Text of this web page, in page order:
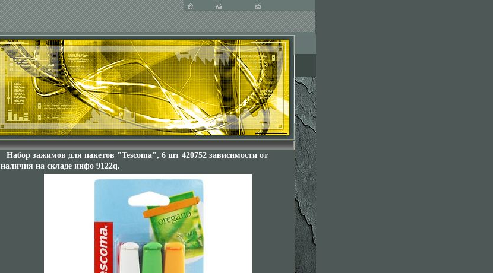
Набор зажимов для пакетов "Tescoma", 6 шт 420752 зависимости от
наличия на складе инфо 9122q.